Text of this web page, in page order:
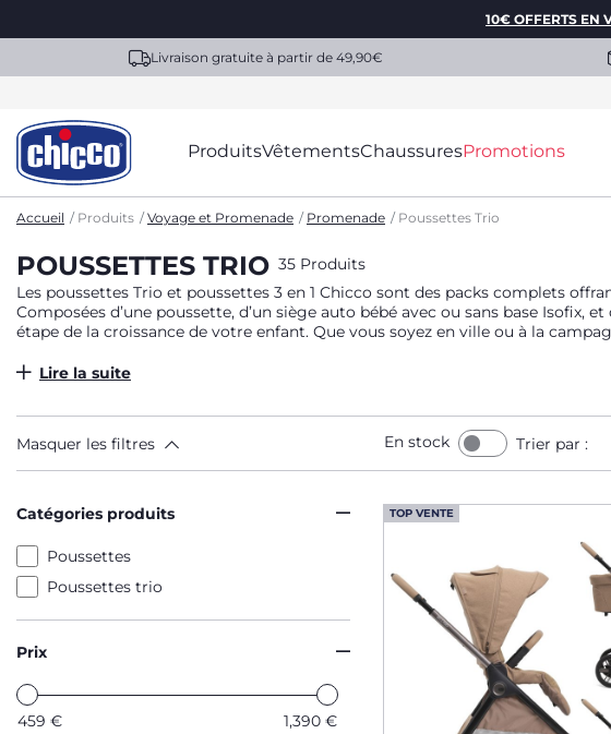
10€ OFFERTS EN
Livraison gratuite à partir de 49,90€
ProduitsVêtementsChaussuresPromotions
Accueil Produits Voyage et Promenade Promenade Poussettes Trio
POUSSETTES TRIO 35 Produits
Les poussettes Trio et poussettes 3 en 1 Chicco sont des packs complets
Composées d’une poussette, d’un siège auto bébé avec ou sans base
étape de la croissance de votre enfant. Que vous soyez en ville ou à la
UV. Elles sont également pliables, légères, et faciles à transporter, assurant
Lire la suite
Masquer les filtres En stock Trier par :
Catégories produits
Poussettes
Poussettes trio
Prix
459 € 1,390 €
TOP VENTE